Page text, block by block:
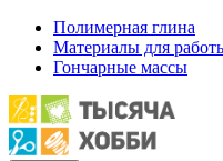
Полимерная глина
Материалы для
Гончарные массы